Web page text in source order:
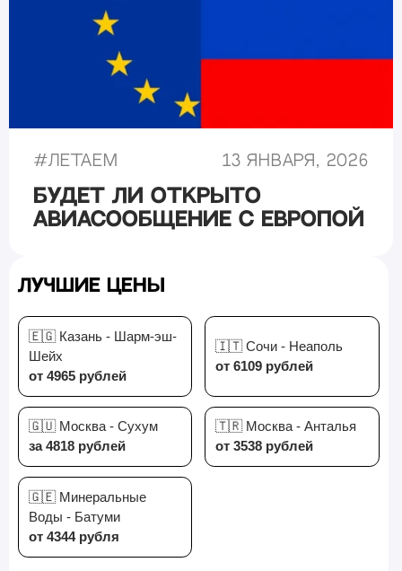
#Летаем 13 января, 2026
Будет ли открыто
авиасообщение с Европой
Лучшие цены
🇪🇬 Казань - Шарм-эш-
Шейх
от 4965 рублей
🇮🇹 Сочи - Неаполь
от 6109 рублей
🇬🇺 Москва - Сухум
за 4818 рублей
🇹🇷 Москва - Анталья
от 3538 рублей
🇬🇪 Минеральные
Воды - Батуми
от 4344 рубля